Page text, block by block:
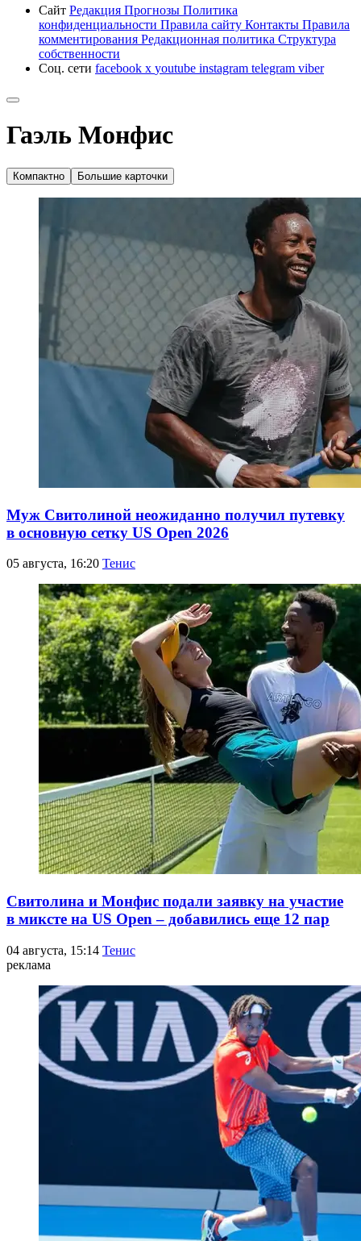
Сайт Редакция Прогнозы Политика
конфиденциальности Правила сайту Контакты Правила
комментирования Редакционная политика Структура
собственности
Соц. сети facebook x youtube instagram telegram viber
Гаэль Монфис
Компактно Большие карточки
Муж Свитолиной неожиданно получил путевку
в основную сетку US Open 2026
05 августа, 16:20 Тенис
Свитолина и Монфис подали заявку на участие
в миксте на US Open – добавились еще 12 пар
04 августа, 15:14 Тенис
реклама